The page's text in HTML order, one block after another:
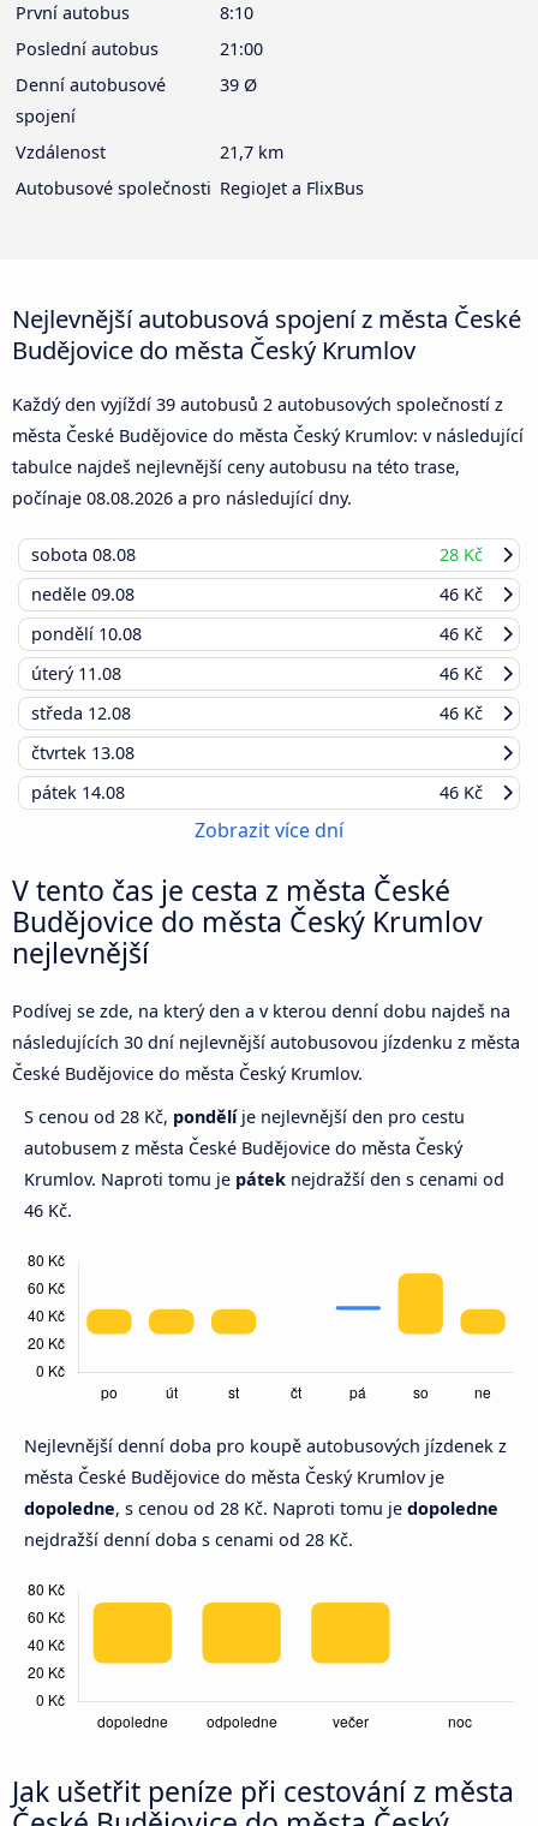
První autobus
8:10
Poslední autobus
21:00
Denní autobusové
spojení
39 Ø
Vzdálenost
21,7 km
Autobusové společnosti RegioJet a FlixBus
Nejlevnější autobusová spojení z města České
Budějovice do města Český Krumlov
Každý den vyjíždí 39 autobusů 2 autobusových společností z
města České Budějovice do města Český Krumlov: v následující
tabulce najdeš nejlevnější ceny autobusu na této trase,
počínaje 08.08.2026 a pro následující dny.
sobota 08.08
28 Kč
neděle 09.08
46 Kč
pondělí 10.08
46 Kč
úterý 11.08
46 Kč
středa 12.08
46 Kč
čtvrtek 13.08
pátek 14.08 46 Kč
Zobrazit více dní
V tento čas je cesta z města České
Budějovice do města Český Krumlov
nejlevnější
Podívej se zde, na který den a v kterou denní dobu najdeš na
následujících 30 dní nejlevnější autobusovou jízdenku z města
České Budějovice do města Český Krumlov.
S cenou od 28 Kč, pondělíje nejlevnější den pro cestu
autobusem z města České Budějovice do města Český
Krumlov. Naproti tomu je pátek nejdražší den s cenami od
46 Kč.
Nejlevnější denní doba pro koupě autobusových jízdenek z
města České Budějovice do města Český Krumlov je
dopoledne, s cenou od 28 Kč. Naproti tomu je dopoledne
nejdražší denní doba s cenami od 28 Kč.
Jak ušetřit peníze při cestování z města